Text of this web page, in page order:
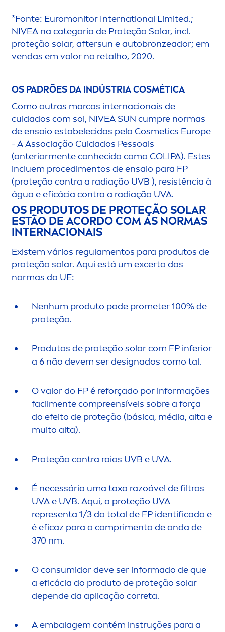
*Fonte: Euromonitor International Limited.;
NIVEA na categoria de Proteção Solar, incl.
proteção solar, aftersun e autobronzeador; em
vendas em valor no retalho, 2020.
OS PADRÕES DA INDÚSTRIACOSMÉTICA
Como outras marcas internacionais de
cuidados com sol, NIVEASUN cumpre normas
de ensaio estabelecidas pela Cosmetics Europe
- A Associação Cuidados Pessoais
(anteriormente conhecido como COLIPA). Estes
incluem procedimentos de ensaio para FP
(proteção contra a radiação UVB ), resistência à
água e eficácia contra a radiação UVA.
OS PRODUTOS DE PROTEÇÃO SOLAR
ESTÃO DE ACORDO COM AS NORMAS
INTERNACIONAIS
Existem vários regulamentos para produtos de
proteção solar. Aqui está um excerto das
normas da UE:
Nenhum produto pode prometer 100% de
proteção.
Produtos de proteção solar com FP inferior
a 6 não devem ser designados como tal.
O valor do FP é reforçado por informações
facilmente compreensíveis sobre a força
do efeito de proteção (básica, média, alta e
muito alta).
Proteção contra raios UVB e UVA.
É necessária uma taxa razoável de filtros
UVA e UVB. Aqui, a proteção UVA
representa 1/3 do total de FP identificado e
é eficaz para o comprimento de onda de
370 nm.
O consumidor deve ser informado de que
a eficácia do produto de proteção solar
depende da aplicação correta.
A embalagem contém instruções para a